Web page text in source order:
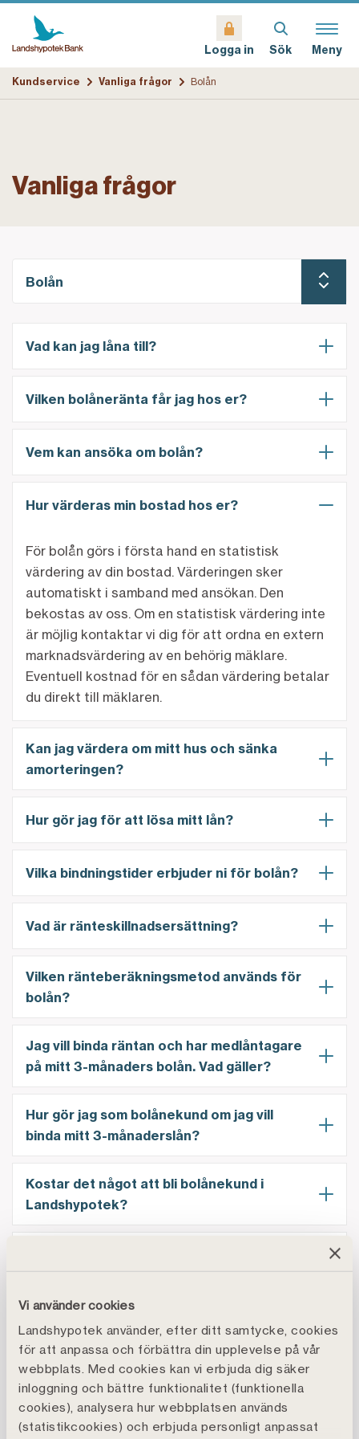
Vi använder cookies
Landshypotek använder, efter ditt samtycke, cookies
för att anpassa och förbättra din upplevelse på vår
webbplats. Med cookies kan vi erbjuda dig säker
inloggning och bättre funktionalitet (funktionella
cookies), analysera hur webbplatsen används
(statistikcookies) och erbjuda personligt anpassat
Logga in Sök Meny
Kundservice Vanliga frågor Bolån
Vanliga frågor
Bolån
Vad kan jag låna till?
Vilken bolåneränta får jag hos er?
Vem kan ansöka om bolån?
Hur värderas min bostad hos er?
För bolån görs i första hand en statistisk
värdering av din bostad. Värderingen sker
automatiskt i samband med ansökan. Den
bekostas av oss. Om en statistisk värdering inte
är möjlig kontaktar vi dig för att ordna en extern
marknadsvärdering av en behörig mäklare.
Eventuell kostnad för en sådan värdering betalar
du direkt till mäklaren.
Kan jag värdera om mitt hus och sänka
amorteringen?
Hur gör jag för att lösa mitt lån?
Vilka bindningstider erbjuder ni för bolån?
Vad är ränteskillnadsersättning?
Vilken ränteberäkningsmetod används för
bolån?
Jag vill binda räntan och har medlåntagare
på mitt 3-månaders bolån. Vad gäller?
Hur gör jag som bolånekund om jag vill
binda mitt 3-månaderslån?
Kostar det något att bli bolånekund i
Landshypotek?
värde?
Måste jag amortera på mitt bolån?
Dags att signera bolåneansökan, hur gör
jag?